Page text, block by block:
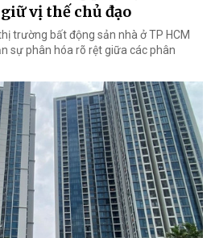
vị thế chủ đạo
trường bất động sản nhà ở TP HCM
sự phân hóa rõ rệt giữa các phân